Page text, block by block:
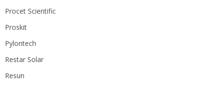
Procet Scientific
Proskit
Pylontech
Restar Solar
Resun